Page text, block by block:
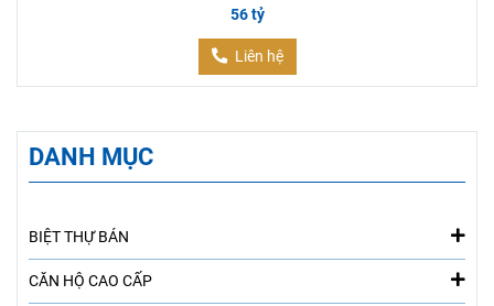
56 tỷ
Liên hệ
DANH MỤC
BIỆT THỰ BÁN
CĂN HỘ CAO CẤP